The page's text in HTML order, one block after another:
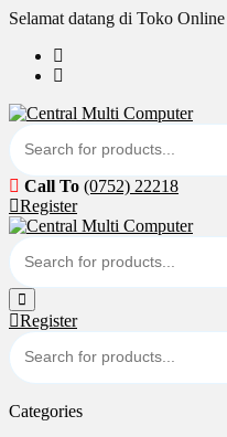
Skip
content
Selamat datang di Toko
Call To (0752) 22218
Register
Register
Categories